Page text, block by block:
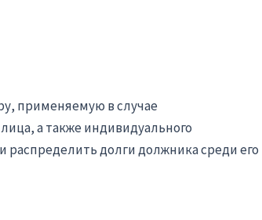
применяемую в случае
а также индивидуального
распределить долги должника среди его